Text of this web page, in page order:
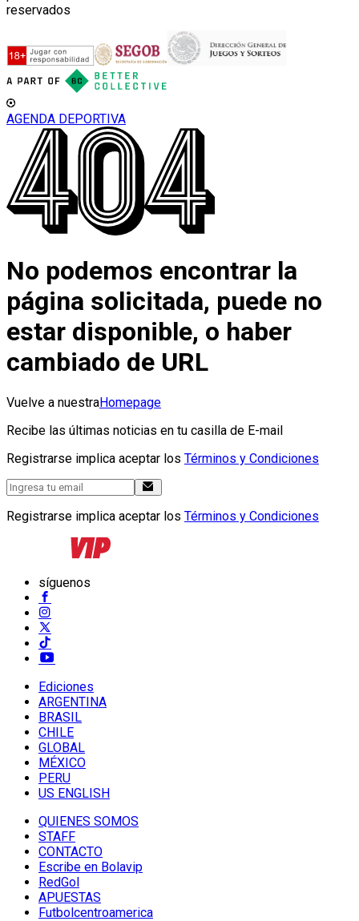
reservados
AGENDA DEPORTIVA
No podemos encontrar la
página solicitada, puede no
estar disponible, o haber
cambiado de URL
Vuelve a nuestraHomepage
Recibe las últimas noticias en tu casilla de E-mail
Registrarse implica aceptar los Términos y Condiciones
Registrarse implica aceptar los Términos y Condiciones
síguenos
Ediciones
ARGENTINA
BRASIL
CHILE
GLOBAL
MÉXICO
PERU
US ENGLISH
QUIENES SOMOS
STAFF
CONTACTO
Escribe en Bolavip
RedGol
APUESTAS
Futbolcentroamerica